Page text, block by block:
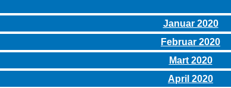
Januar 2020
Februar 2020
Mart 2020
April 2020